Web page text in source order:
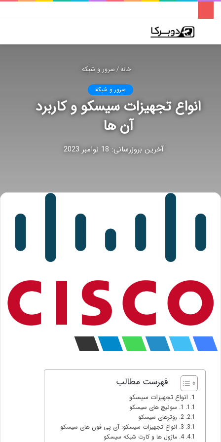
پوسته
فهرست
خانه/سرور و شبکه
سرور و شبکه
انواع تجهیزات سیسکو و کاربرد
آن ها
آخرین بروزرسانی: 18 نوامبر 2023
فهرست مطالب
انواع تجهیزات سیسکو
1. سوئیچ های سیسکو
2. روترهای سیسکو
3. انواع تجهیزات سیسکو: آی پی فون های سیسکو
4. ماژول ها و کارت شبکه سیسکو